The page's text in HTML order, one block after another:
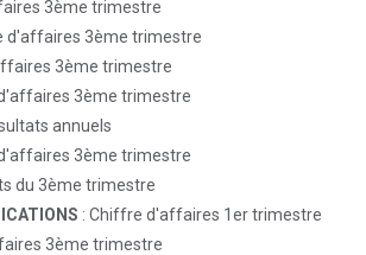
3ème trimestre
d'affaires 3ème trimestre
3ème trimestre
3ème trimestre
annuels
3ème trimestre
du 3ème trimestre
: Chiffre d'affaires 1er trimestre
3ème trimestre